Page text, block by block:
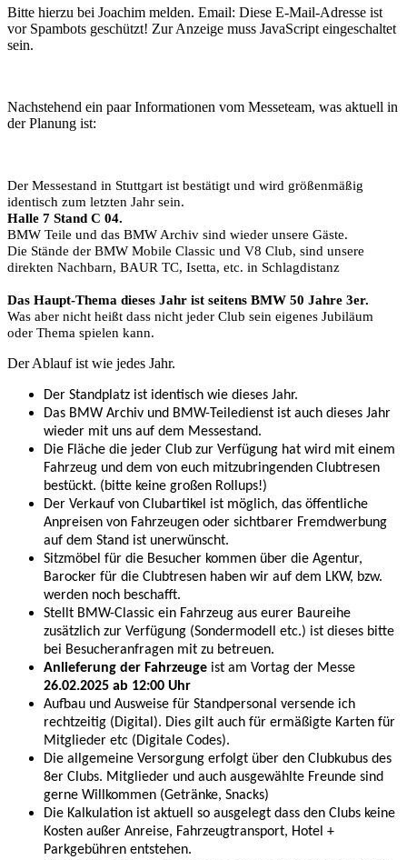
Bitte hierzu bei Joachim melden. Email: Diese E-Mail-Adresse ist
vor Spambots geschützt! Zur Anzeige muss JavaScript eingeschaltet
sein.
Nachstehend ein paar Informationen vom Messeteam, was aktuell in
der Planung ist:
Der Messestand in Stuttgart ist bestätigt und wird größenmäßig
identisch zum letzten Jahr sein.
Halle 7 Stand C 04.
BMW Teile und das BMW Archiv sind wieder unsere Gäste.
Die Stände der BMW Mobile Classic und V8 Club, sind unsere
direkten Nachbarn, BAUR TC, Isetta, etc. in Schlagdistanz
Das Haupt-Thema dieses Jahr ist seitens BMW 50 Jahre 3er.
Was aber nicht heißt dass nicht jeder Club sein eigenes Jubiläum
oder Thema spielen kann.
Der Ablauf ist wie jedes Jahr.
Der Standplatz ist identisch wie dieses Jahr.
Das BMW Archiv und BMW-Teiledienst ist auch dieses Jahr
wieder mit uns auf dem Messestand.
Die Fläche die jeder Club zur Verfügung hat wird mit einem
Fahrzeug und dem von euch mitzubringenden Clubtresen
bestückt. (bitte keine großen Rollups!)
Der Verkauf von Clubartikel ist möglich, das öffentliche
Anpreisen von Fahrzeugen oder sichtbarer Fremdwerbung
auf dem Stand ist unerwünscht.
Sitzmöbel für die Besucher kommen über die Agentur,
Barocker für die Clubtresen haben wir auf dem LKW, bzw.
werden noch beschafft.
Stellt BMW-Classic ein Fahrzeug aus eurer Baureihe
zusätzlich zur Verfügung (Sondermodell etc.) ist dieses bitte
bei Besucheranfragen mit zu betreuen.
Anlieferung der Fahrzeuge ist am Vortag der Messe
26.02.2025 ab 12:00 Uhr
Aufbau und Ausweise für Standpersonal versende ich
rechtzeitig (Digital). Dies gilt auch für ermäßigte Karten für
Mitglieder etc (Digitale Codes).
Die allgemeine Versorgung erfolgt über den Clubkubus des
8er Clubs. Mitglieder und auch ausgewählte Freunde sind
gerne Willkommen (Getränke, Snacks)
Die Kalkulation ist aktuell so ausgelegt dass den Clubs keine
Kosten außer Anreise, Fahrzeugtransport, Hotel +
Parkgebühren entstehen.